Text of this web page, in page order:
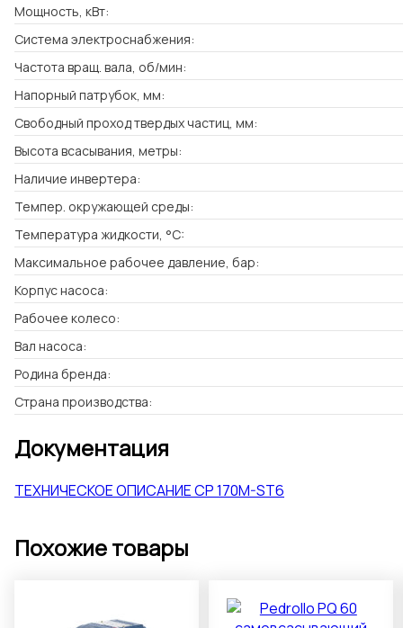
Мощность, кВт:
Система электроснабжения:
Частота вращ. вала, об/мин:
Напорный патрубок, мм:
Свободный проход твердых частиц, мм:
Высота всасывания, метры:
Наличие инвертера:
Темпер. окружающей среды:
Температура жидкости, °C:
Максимальное рабочее давление, бар:
Корпус насоса:
Рабочее колесо:
Вал насоса:
Родина бренда:
Страна производства:
Документация
ТЕХНИЧЕСКОЕ ОПИСАНИЕ CP 170M-ST6
Похожие товары